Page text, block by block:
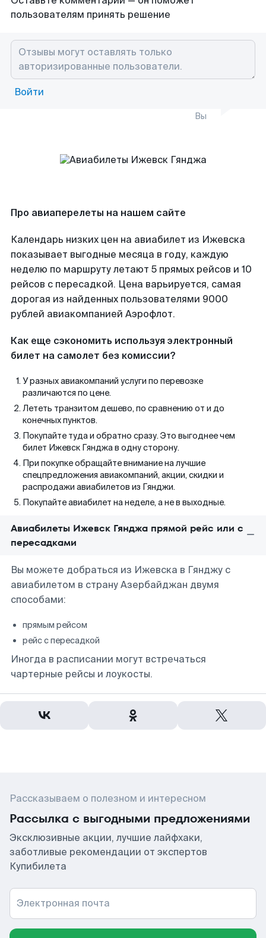
пользователям принять решение
Войти
Вы
Про авиаперелеты на нашем сайте
Календарь низких цен на авиабилет из Ижевска
показывает выгодные месяца в году, каждую
неделю по маршруту летают 5 прямых рейсов и 10
рейсов с пересадкой. Цена варьируется, самая
дорогая из найденных пользователями 9000
рублей авиакомпанией Аэрофлот.
Как еще сэкономить используя электронный
билет на самолет без комиссии?
У разных авиакомпаний услуги по перевозке
различаются по цене.
Лететь транзитом дешево, по сравнению от и до
конечных пунктов.
Покупайте туда и обратно сразу. Это выгоднее чем
билет Ижевск Гянджа в одну сторону.
При покупке обращайте внимание на лучшие
спецпредложения авиакомпаний, акции, скидки и
распродажи авиабилетов из Гянджи.
Покупайте авиабилет на неделе, а не в выходные.
Авиабилеты Ижевск Гянджа прямой рейс или с
пересадками
Вы можете добраться из Ижевска в Гянджу с
авиабилетом в страну Азербайджан двумя
способами:
прямым рейсом
рейс с пересадкой
Иногда в расписании могут встречаться
чартерные рейсы и лоукосты.
Рассказываем о полезном и интересном
Рассылка с выгодными предложениями
Эксклюзивные акции, лучшие лайфхаки,
заботливые рекомендации от экспертов
Купибилета
Электронная почта